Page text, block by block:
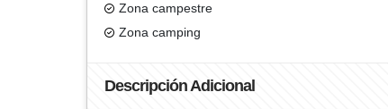
Zona campestre
Zona camping
Descripción Adicional